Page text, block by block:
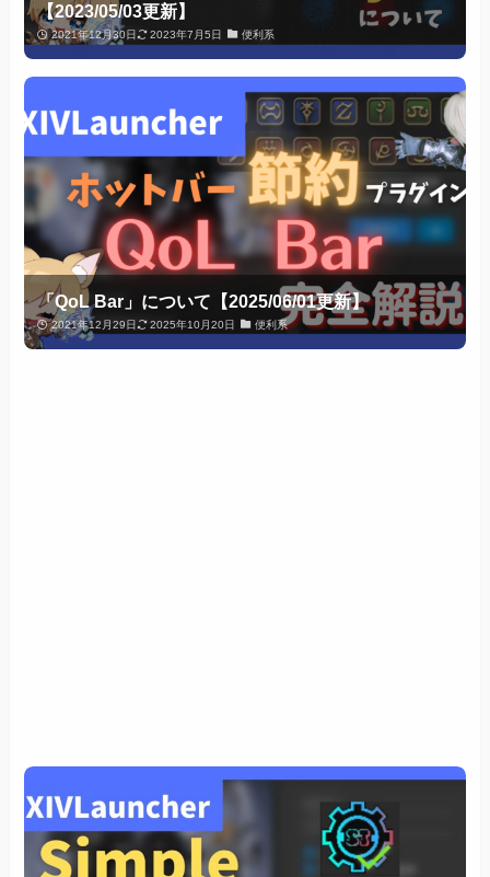
【2023/05/03更新】
2021年12月30日 2023年7月5日 便利系
「QoL Bar」について【2025/06/01更新】
2021年12月29日 2025年10月20日 便利系